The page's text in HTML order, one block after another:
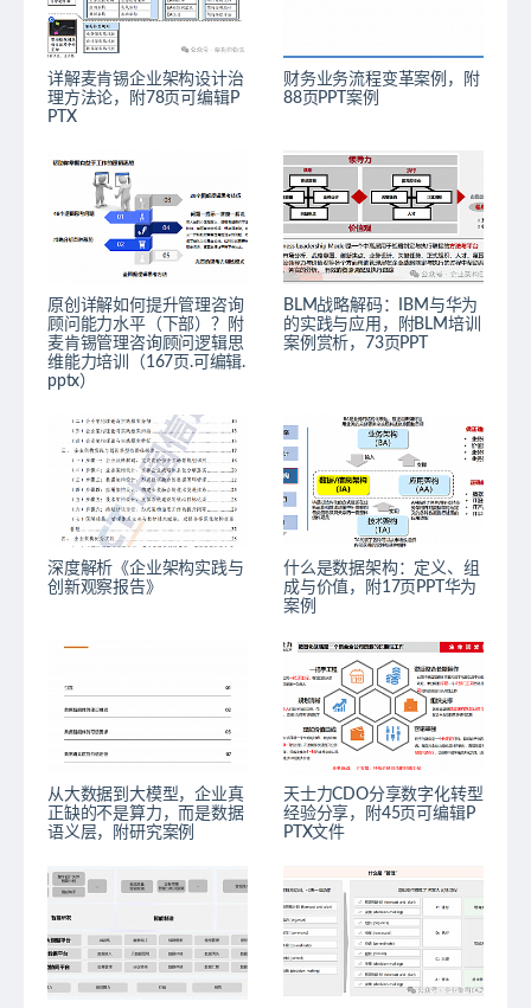
详解麦肯锡企业架构设计治
理方法论，附78页可编辑P
PTX
财务业务流程变革案例，附
88页PPT案例
原创详解如何提升管理咨询
顾问能力水平（下部）？附
麦肯锡管理咨询顾问逻辑思
维能力培训（167页.可编辑.
pptx）
BLM战略解码：IBM与华为
的实践与应用，附BLM培训
案例赏析，73页PPT
深度解析《企业架构实践与
创新观察报告》
什么是数据架构：定义、组
成与价值，附17页PPT华为
案例
从大数据到大模型，企业真
正缺的不是算力，而是数据
语义层，附研究案例
天士力CDO分享数字化转型
经验分享，附45页可编辑P
PTX文件